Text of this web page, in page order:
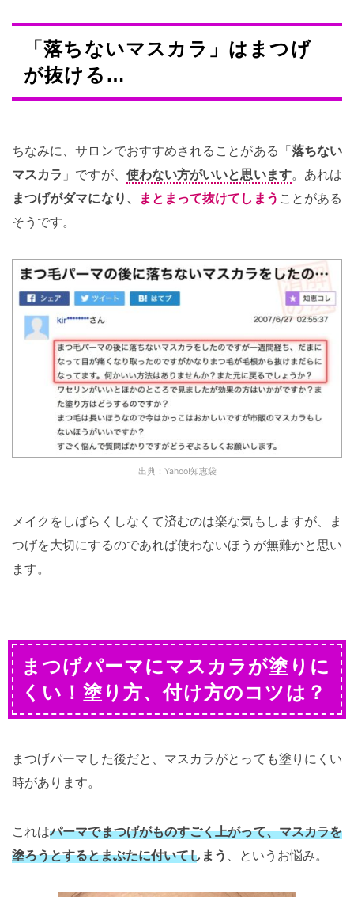
「落ちないマスカラ」はまつげ
が抜ける…
ちなみに、サロンでおすすめされることがある「落ちない
マスカラ 」ですが、 使わない方がいいと思います。あれは
まつげがダマになり、
まとまって抜けてしまう ことがある
そうです。
出典：Yahoo!知恵袋
メイクをしばらくしなくて済むのは楽な気もしますが、ま
つげを大切にするのであれば使わないほうが無難かと思い
ます。
まつげパーマにマスカラが塗りに
くい！塗り方、付け方のコツは？
まつげパーマした後だと、マスカラがとっても塗りにくい
時があります。
これはパーマでまつげがものすごく上がって、マスカラを
塗ろうとするとまぶたに付いてしまう
、というお悩み。